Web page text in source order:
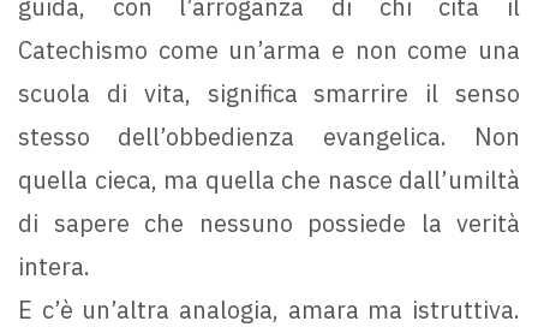
Catechismo come un’arma e non come una
scuola di vita, significa smarrire il senso
stesso dell’obbedienza evangelica. Non
quella cieca, ma quella che nasce dall’umiltà
di sapere che nessuno possiede la verità
intera.
E c’è un’altra analogia, amara ma istruttiva.